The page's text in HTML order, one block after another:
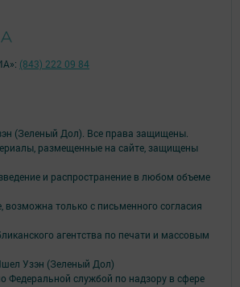
(Зеленый Дол). Все права защищены.
размещенные на сайте, защищены
и распространение в любом объеме
возможна только с письменного согласия
агентства по печати и массовым
Узэн (Зеленый Дол)
Федеральной службой по надзору в сфере
(843) 222 09 84